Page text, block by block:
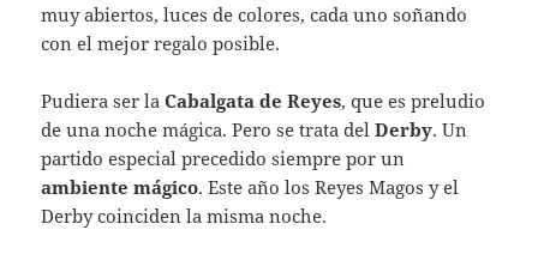
muy abiertos, luces de colores, cada uno soñando
con el mejor regalo posible.
Pudiera ser laCabalgata de Reyes, que es preludio
de una noche mágica. Pero se trata delDerby. Un
partido especial precedido siempre por un
ambiente mágico. Este año los Reyes Magos y el
Derby coinciden la misma noche.